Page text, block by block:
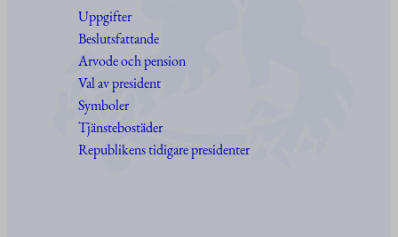
Uppgifter
Beslutsfattande
Arvode och pension
Val av president
Symboler
Tjänstebostäder
Republikens tidigare presidenter